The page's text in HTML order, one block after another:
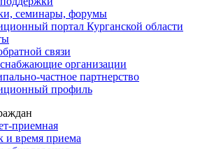
семинары, форумы
портал Курганской области
связи
организации
частное партнерство
профиль
приемная
и время приема